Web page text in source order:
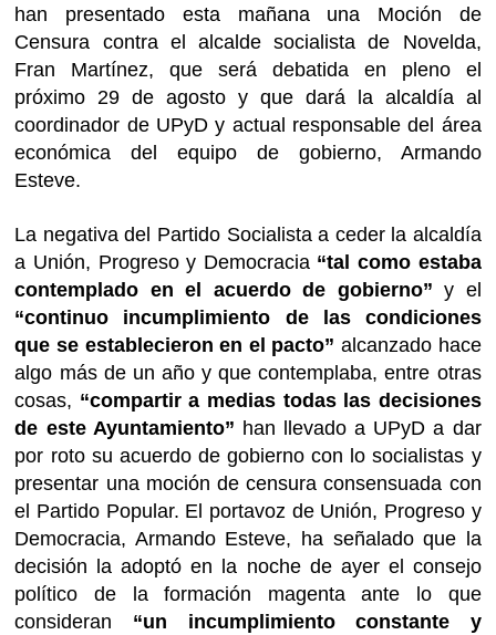
han presentado esta mañana una Moción de
Censura contra el alcalde socialista de Novelda,
Fran Martínez, que será debatida en pleno el
próximo 29 de agosto y que dará la alcaldía al
coordinador de UPyD y actual responsable del área
económica del equipo de gobierno, Armando
Esteve.
La negativa del Partido Socialista a ceder la alcaldía
a Unión, Progreso y Democracia “tal como estaba
contemplado en el acuerdo de gobierno” y el
“continuo incumplimiento de las condiciones
que se establecieron en el pacto” alcanzado hace
algo más de un año y que contemplaba, entre otras
cosas, “compartir a medias todas las decisiones
de este Ayuntamiento” han llevado a UPyD a dar
por roto su acuerdo de gobierno con lo socialistas y
presentar una moción de censura consensuada con
el Partido Popular. El portavoz de Unión, Progreso y
Democracia, Armando Esteve, ha señalado que la
decisión la adoptó en la noche de ayer el consejo
político de la formación magenta ante lo que
consideran “un incumplimiento constante y